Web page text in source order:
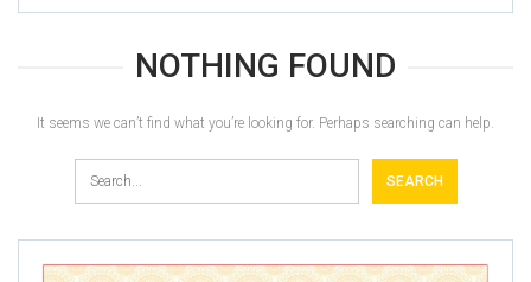
NOTHING FOUND
It seems we can’t find what you’re looking for. Perhaps searching can help.